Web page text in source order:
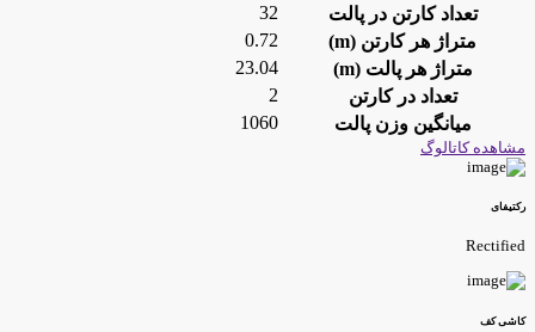
تعداد کارتن در پالت
32
متراژ هر کارتن (m)
0.72
متراژ هر پالت (m)
23.04
تعداد در کارتن
میانگین وزن پالت
1060
کاتالوگ
کف